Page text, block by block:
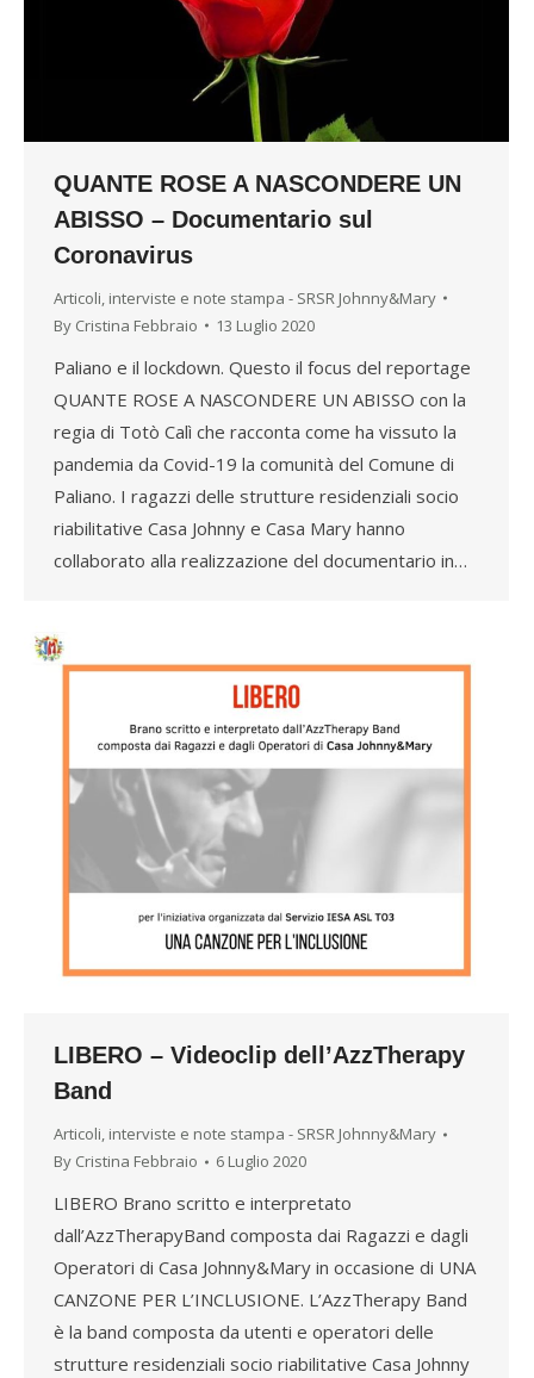
QUANTE ROSE A NASCONDERE UN
ABISSO – Documentario sul
Coronavirus
Articoli, interviste e note stampa - SRSR Johnny&Mary
By Cristina Febbraio 13 Luglio 2020
Paliano e il lockdown. Questo il focus del reportage
QUANTE ROSE A NASCONDERE UN ABISSO con la
regia di Totò Calì che racconta come ha vissuto la
pandemia da Covid-19 la comunità del Comune di
Paliano. I ragazzi delle strutture residenziali socio
riabilitative Casa Johnny e Casa Mary hanno
collaborato alla realizzazione del documentario in…
LIBERO – Videoclip dell’AzzTherapy
Band
Articoli, interviste e note stampa - SRSR Johnny&Mary
By Cristina Febbraio 6 Luglio 2020
LIBERO Brano scritto e interpretato
dall’AzzTherapyBand composta dai Ragazzi e dagli
Operatori di Casa Johnny&Mary in occasione di UNA
CANZONE PER L’INCLUSIONE. L’AzzTherapy Band
è la band composta da utenti e operatori delle
strutture residenziali socio riabilitative Casa Johnny